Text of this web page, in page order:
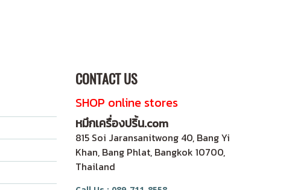
CONTACT US
SHOP online stores
หมึกเครื่องปริ้น.com
815 Soi Jaransanitwong 40, Bang Yi
Khan, Bang Phlat, Bangkok 10700,
Thailand